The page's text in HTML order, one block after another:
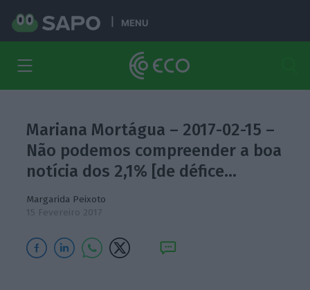
MENU
Mariana Mortágua – 2017-02-15 –
Não podemos compreender a boa
notícia dos 2,1% [de défice…
Margarida Peixoto
15 Fevereiro 2017